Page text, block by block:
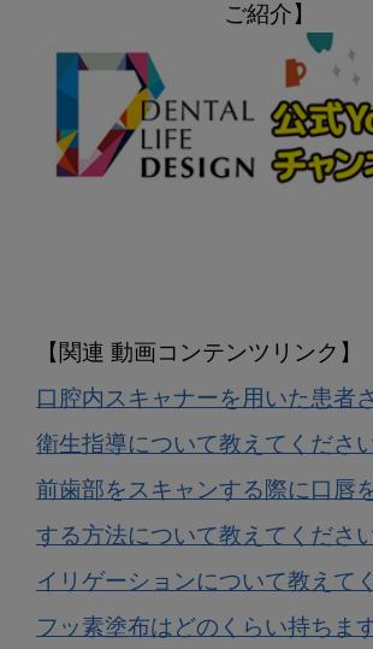
口腔内スキャナーを用いた患者
衛生指導について教えてくださ
前歯部をスキャンする際に口唇
する方法について教えてくださ
イリゲーションについて教えて
フッ素塗布はどのくらい持ちま